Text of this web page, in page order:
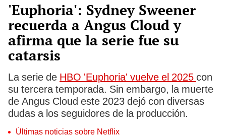
'Euphoria': Sydney Sweener
recuerda a Angus Cloud y
afirma que la serie fue su
catarsis
La serie de HBO 'Euphoria' vuelve el 2025 con
su tercera temporada. Sin embargo, la muerte
de Angus Cloud este 2023 dejó con diversas
dudas a los seguidores de la producción.
Últimas noticias sobre Netflix